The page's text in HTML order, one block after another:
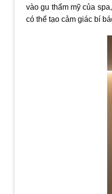
vào gu thẩm mỹ của
có thể tạo cảm giác bí